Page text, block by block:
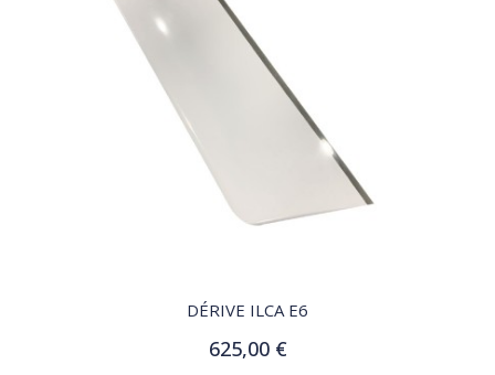
DÉRIVE ILCA E6
625,00 €
Ajouter au panier